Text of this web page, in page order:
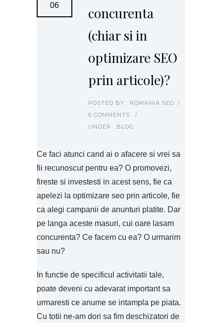
06
concurenta
(chiar si in
optimizare SEO
prin articole)?
POSTED BY : ROMANIA SEO /
0 COMMENTS
/
UNDER : BLOG
Ce faci atunci cand ai o afacere si vrei sa
fii recunoscut pentru ea? O promovezi,
fireste si investesti in acest sens, fie ca
apelezi la optimizare seo prin articole, fie
ca alegi campanii de anunturi platite. Dar
pe langa aceste masuri, cui oare lasam
concurenta? Ce facem cu ea? O urmarim
sau nu?
In functie de specificul activitatii tale,
poate deveni cu adevarat important sa
urmaresti ce anume se intampla pe piata.
Cu totii ne-am dori sa fim deschizatori de